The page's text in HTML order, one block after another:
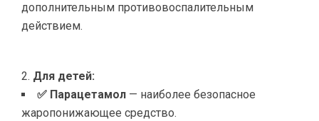
дополнительным противовоспалительным
действием.
Для детей:
✅ Парацетамол — наиболее безопасное
жаропонижающее средство.